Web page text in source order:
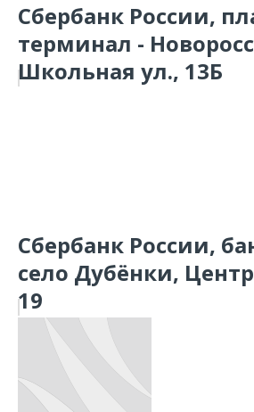
Сбербанк России,
терминал -
Школьная ул., 13Б
Сбербанк России,
село Дубёнки,
19